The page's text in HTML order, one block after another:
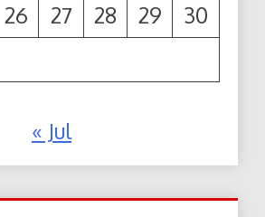
26 27 28 29
30
« Jul